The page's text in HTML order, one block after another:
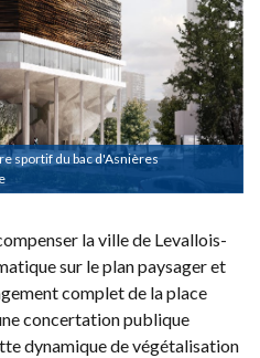
sportif du bac d'Asnières
la ville de Levallois-
sur le plan paysager et
complet de la place
concertation publique
dynamique de végétalisation